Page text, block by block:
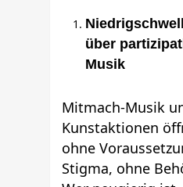
über
Musik
Mitmach-Musik
Kunstaktionen
ohne
Stigma, ohne